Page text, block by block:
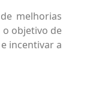
melhorias
o objetivo de
incentivar a